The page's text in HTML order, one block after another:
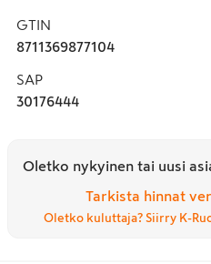
GTIN
8711369877104
SAP
30176444
Oletko nykyinen tai uusi
Tarkista hinnat
Oletko kuluttaja? Siirry K-